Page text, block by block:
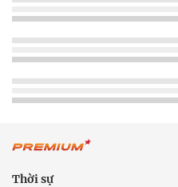
Thời sự